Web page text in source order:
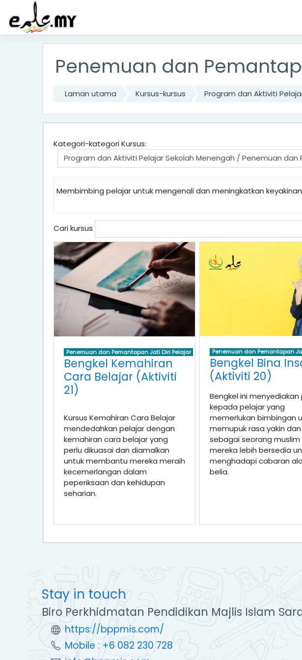
Langkau ke kandungan utama
Penemuan dan
Laman utama Kursus-kursus Program dan Aktiviti
Kategori-kategori Kursus:
Membimbing pelajar untuk mengenali dan meningkatkan
Cari kursus
Penemuan dan Pemantapan Jati Diri Pelajar
Bengkel Kemahiran
Cara Belajar (Aktiviti
21)
Kursus Kemahiran Cara Belajar
mendedahkan pelajar dengan
kemahiran cara belajar yang
perlu dikuasai dan diamalkan
untuk membantu mereka meraih
kecemerlangan dalam
peperiksaan dan kehidupan
seharian.
Penemuan dan Pemantapan
Bengkel Bina
(Aktiviti 20)
Bengkel ini menyediakan
kepada pelajar yang
memerlukan bimbingan
memupuk rasa yakin
sebagai seorang muslim
mereka lebih bersedia
menghadapi cabaran
belia.
Stay in touch
Biro Perkhidmatan Pendidikan Majlis Islam
https://bppmis.com/
Mobile : +6 082 230 728